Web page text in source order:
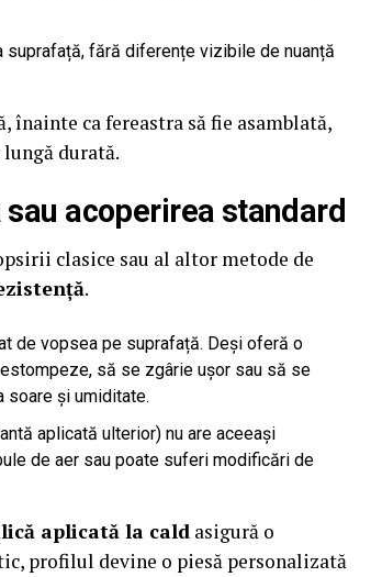
fără diferențe vizibile de nuanță
înainte ca fereastra să fie asamblată,
durată.
acoperirea standard
clasice sau al altor metode de
.
de vopsea pe suprafață. Deși oferă o
să se zgârie ușor sau să se
soare și umiditate.
aplicată ulterior) nu are aceeași
de aer sau poate suferi modificări de
aplicată la cald asigură o
profilul devine o piesă personalizată